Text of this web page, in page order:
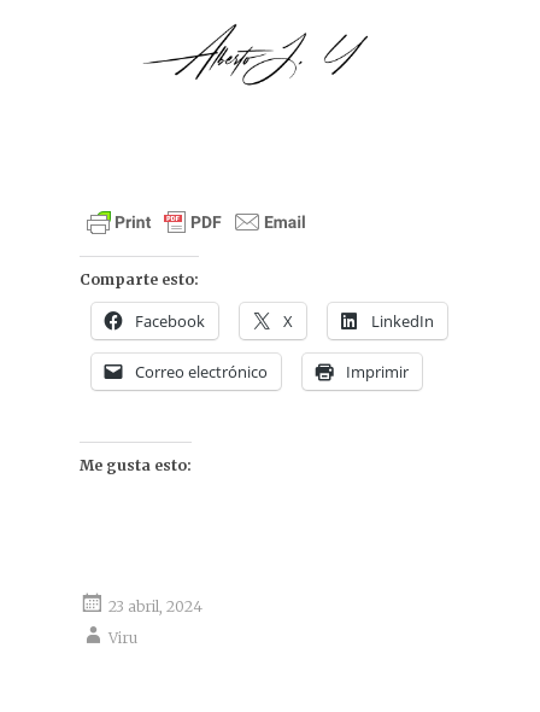
Comparte esto:
Facebook X LinkedIn
Correo electrónico Imprimir
Me gusta esto:
23 abril, 2024
Viru